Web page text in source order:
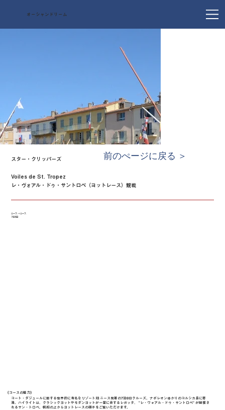
オーシャンドリーム
《​コースの魅力》
コート・ダジュールに面する世界的に有名なリゾート地 ニース発着の7泊8日クルーズ。ナポレオンゆかりのコルシカ島に寄
港。ハイライトは、クラシックヨットやモダンヨットが一堂に会するレガッタ、 ”レ・ヴォアル・ドゥ・サントロペ” が開催さ
れるサン・トロペ。帆船の上からヨットレースの様子をご覧いただけます。
スター・クリッパーズ
Voiles de St. Tropez
レ・ヴォアル・ドゥ・サントロペ（ヨットレース）観戦
ニース → ニース
7泊8日
前のぺージに戻る ＞